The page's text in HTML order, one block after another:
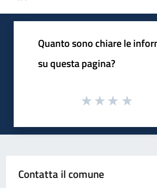
Quanto sono chiare le
su questa pagina?
Contatta il comune